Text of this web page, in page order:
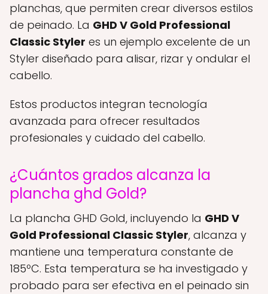
planchas, que permiten crear diversos estilos
de peinado. La GHD V Gold Professional
Classic Styler es un ejemplo excelente de un
Styler diseñado para alisar, rizar y ondular el
cabello.
Estos productos integran tecnología
avanzada para ofrecer resultados
profesionales y cuidado del cabello.
¿Cuántos grados alcanza la
plancha ghd Gold?
La plancha GHD Gold, incluyendo la GHD V
Gold Professional Classic Styler, alcanza y
mantiene una temperatura constante de
185ºC. Esta temperatura se ha investigado y
probado para ser efectiva en el peinado sin